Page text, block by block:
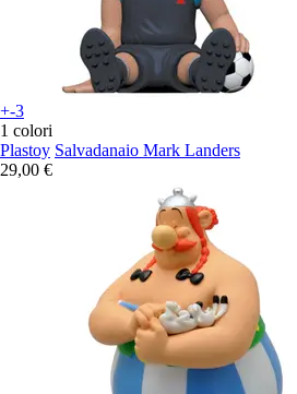
+-3
1 colori
Plastoy Salvadanaio Mark Landers
29,00 €